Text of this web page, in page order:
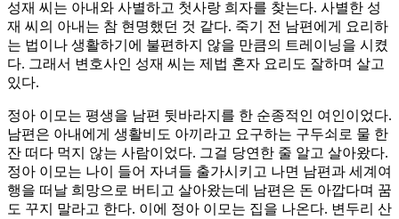
성재 씨는 아내와 사별하고 첫사랑 희자를 찾는다. 사별한 성
재 씨의 아내는 참 현명했던 것 같다. 죽기 전 남편에게 요리하
는 법이나 생활하기에 불편하지 않을 만큼의 트레이닝을 시켰
다. 그래서 변호사인 성재 씨는 제법 혼자 요리도 잘하며 살고
있다.
정아 이모는 평생을 남편 뒷바라지를 한 순종적인 여인이었다.
남편은 아내에게 생활비도 아끼라고 요구하는 구두쇠로 물 한
잔 떠다 먹지 않는 사람이었다. 그걸 당연한 줄 알고 살아왔다.
정아 이모는 나이 들어 자녀들 출가시키고 나면 남편과 세계여
행을 떠날 희망으로 버티고 살아왔는데 남편은 돈 아깝다며 꿈
도 꾸지 말라고 한다. 이에 정아 이모는 집을 나온다. 변두리 산